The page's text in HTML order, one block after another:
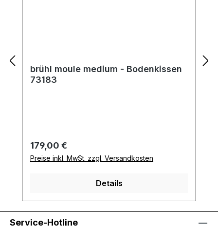
brühl moule medium - Bodenkissen
73183
Regulärer Preis:
179,00 €
Preise inkl. MwSt. zzgl. Versandkosten
Details
Service-Hotline